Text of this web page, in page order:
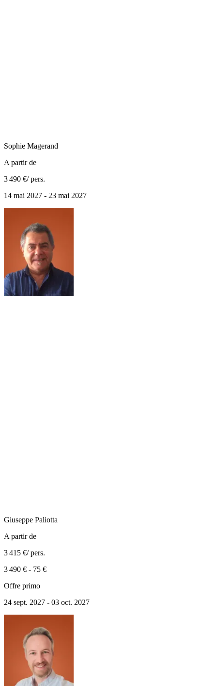
Sophie Magerand
A partir de
3 490 €/ pers.
14 mai 2027 - 23 mai 2027
Giuseppe Paliotta
A partir de
3 415 €/ pers.
3 490 € - 75 €
Offre primo
24 sept. 2027 - 03 oct. 2027